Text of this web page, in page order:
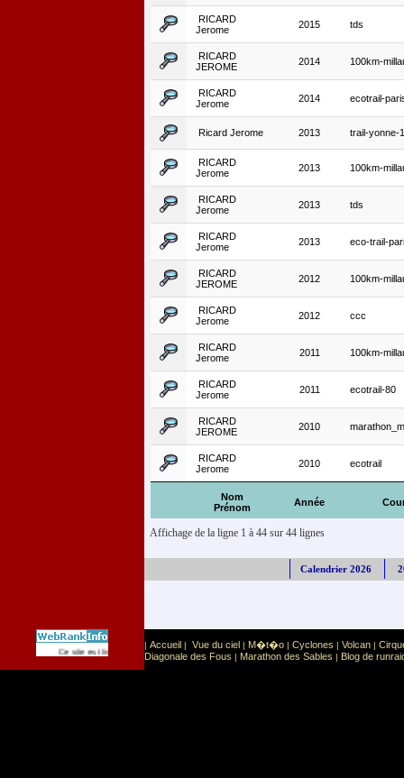
Nom
Prénom
Année
RICARD
Jerome
2015 tds
RICARD
JEROME
2014 100km-
RICARD
Jerome
2014 ecotrail-
Ricard Jerome 2013 trail-yonne-
RICARD
Jerome
2013 100km-
RICARD
Jerome
2013 tds
RICARD
Jerome
2013 eco-trail-
RICARD
JEROME
2012 100km-
RICARD
Jerome
2012 ccc
RICARD
Jerome
2011 100km-
RICARD
Jerome
2011 ecotrail-80
RICARD
JEROME
2010
RICARD
Jerome
2010 ecotrail
Affichage de la ligne 1 à 44 sur 44 lignes
Calendrier 2026
Ce site est list� dans la cat�gorie Sport: Sports extr�mes
| Accueil | Vue du ciel | M�t�o | Cyclones | Volcan |
Diagonale des Fous | Marathon des Sables | Blog de